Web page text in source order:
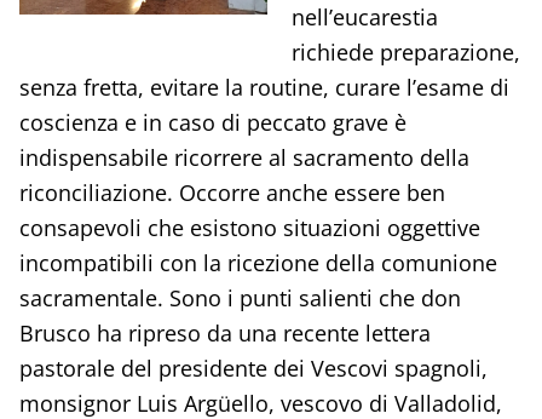
nell’eucarestia
richiede preparazione,
senza fretta, evitare la routine, curare l’esame di
coscienza e in caso di peccato grave è
indispensabile ricorrere al sacramento della
riconciliazione. Occorre anche essere ben
consapevoli che esistono situazioni oggettive
incompatibili con la ricezione della comunione
sacramentale. Sono i punti salienti che don
Brusco ha ripreso da una recente lettera
pastorale del presidente dei Vescovi spagnoli,
monsignor Luis Argüello, vescovo di Valladolid,